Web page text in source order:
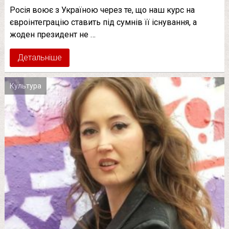
Росія воює з Україною через те, що наш курс на
євроінтеграцію ставить під сумнів її існування, а
жоден президент не …
Детальніше
Культура